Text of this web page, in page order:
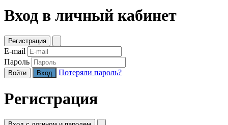
Вход в личный кабинет
Регистрация
E-mail
Пароль
Войти Потеряли пароль?
Регистрация